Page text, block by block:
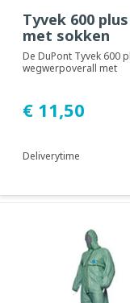
Tyvek 600
met sokken
De DuPont Tyvek 600
wegwerpoverall met
€ 11,50
Deliverytime